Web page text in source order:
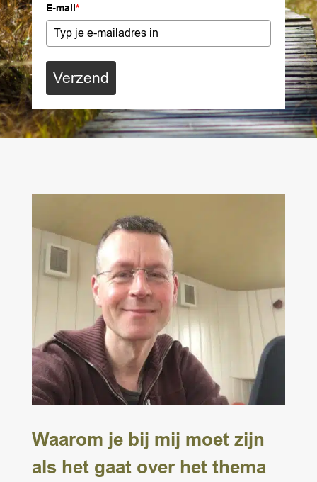
E-mail*
Verzend
Waarom je bij mij moet zijn
als het gaat over het thema